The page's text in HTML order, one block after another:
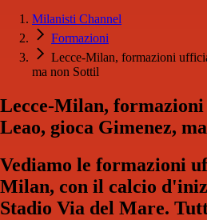
Milanisti Channel
Formazioni
Lecce-Milan, formazioni
ma non Sottil
Lecce-Milan,
Leao, gioca Gimenez,
Vediamo le formazioni
Milan, con il calcio
Stadio Via del Mare.